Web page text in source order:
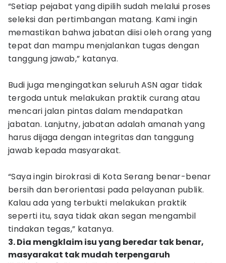
“Setiap pejabat yang dipilih sudah melalui proses
seleksi dan pertimbangan matang. Kami ingin
memastikan bahwa jabatan diisi oleh orang yang
tepat dan mampu menjalankan tugas dengan
tanggung jawab,” katanya.
Budi juga mengingatkan seluruh ASN agar tidak
tergoda untuk melakukan praktik curang atau
mencari jalan pintas dalam mendapatkan
jabatan. Lanjutny, jabatan adalah amanah yang
harus dijaga dengan integritas dan tanggung
jawab kepada masyarakat.
“Saya ingin birokrasi di Kota Serang benar-benar
bersih dan berorientasi pada pelayanan publik.
Kalau ada yang terbukti melakukan praktik
seperti itu, saya tidak akan segan mengambil
tindakan tegas,” katanya.
3. Dia mengklaim isu yang beredar tak benar,
masyarakat tak mudah terpengaruh